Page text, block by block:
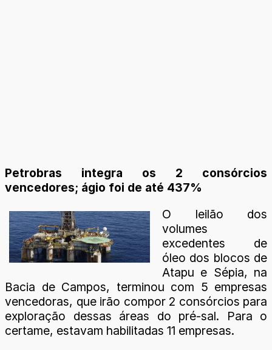
Petrobras integra os 2 consórcios
vencedores; ágio foi de até 437%
O leilão dos
volumes
excedentes de
óleo dos blocos de
Atapu e Sépia, na
Bacia de Campos, terminou com 5 empresas
vencedoras, que irão compor 2 consórcios para
exploração dessas áreas do pré-sal. Para o
certame, estavam habilitadas 11 empresas.